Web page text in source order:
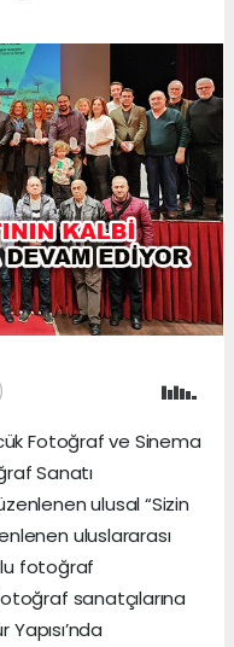
Fotoğraf ve Sinema
Sanatı
ulusal “Sizin
uluslararası
fotoğraf
sanatçılarına